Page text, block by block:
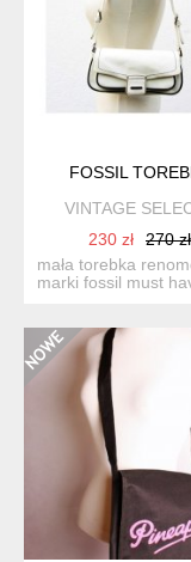
FOSSIL
VINTAGE
230 zł
270 zł
mała torebka
marki fossil must